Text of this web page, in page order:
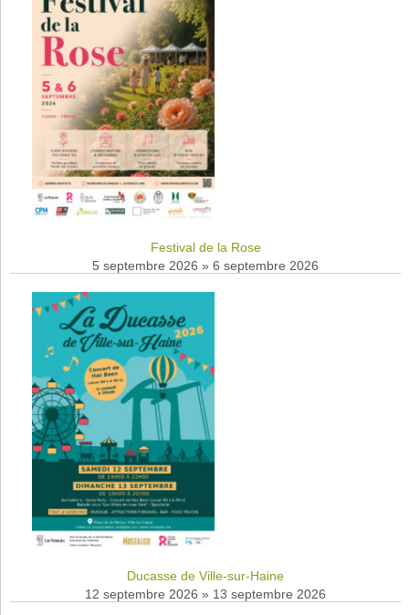
Festival de la Rose
5 septembre 2026 » 6 septembre 2026
Ducasse de Ville-sur-Haine
12 septembre 2026 » 13 septembre 2026